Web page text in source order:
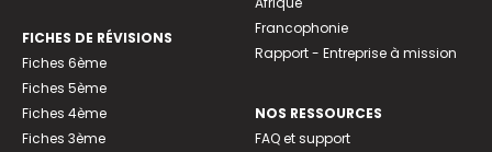
FICHES DE RÉVISIONS
Fiches 6ème
Fiches 5ème
Fiches 4ème
Fiches 3ème
Francophonie
Rapport - Entreprise à mission
NOS RESSOURCES
FAQ et support